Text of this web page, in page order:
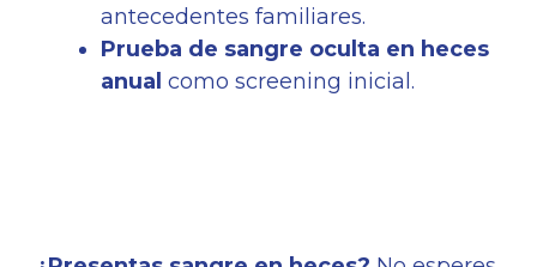
antecedentes familiares.
Prueba de sangre oculta en heces
anual como screening inicial.